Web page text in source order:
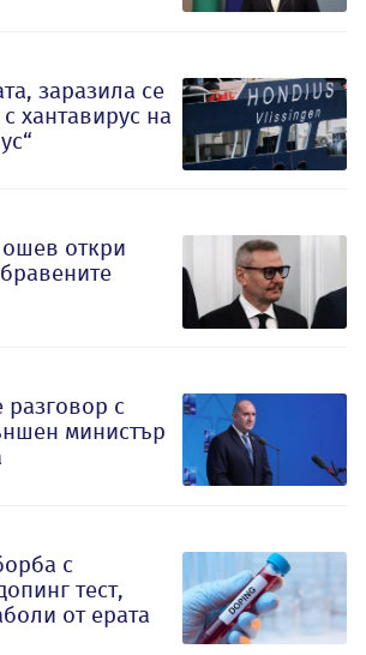
заразила се
хантавирус на
откри
разговор с
министър
с
тест,
от ерата